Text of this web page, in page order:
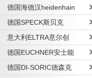
德国海德汉heidenhain
德国SPECK斯贝克
意大利ELTRA意尔创
德国EUCHNER安士能
德国DI-SORIC德森克